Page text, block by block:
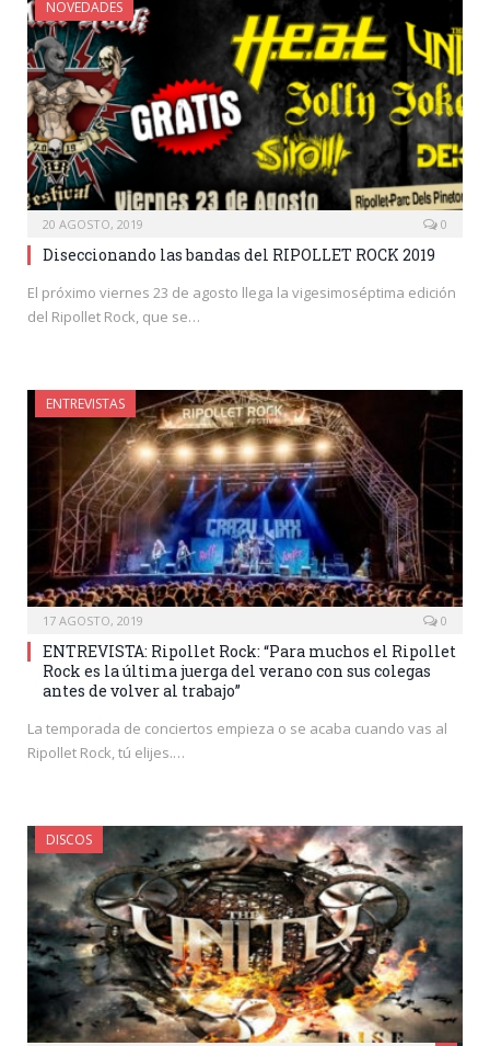
NOVEDADES
20 AGOSTO, 2019 0
Diseccionando las bandas del RIPOLLET ROCK 2019
El próximo viernes 23 de agosto llega la vigesimoséptima edición
del Ripollet Rock, que se…
ENTREVISTAS
17 AGOSTO, 2019 0
ENTREVISTA: Ripollet Rock: “Para muchos el Ripollet
Rock es la última juerga del verano con sus colegas
antes de volver al trabajo”
La temporada de conciertos empieza o se acaba cuando vas al
Ripollet Rock, tú elijes.…
DISCOS